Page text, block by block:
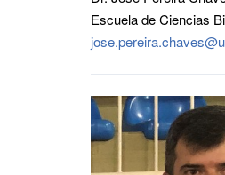
Escuela de Ciencias